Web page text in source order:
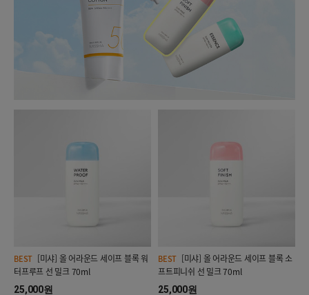
BEST
터프루프 선 밀크 70ml
25,000원
BEST
프트피니쉬 선 밀크 70ml
25,000원